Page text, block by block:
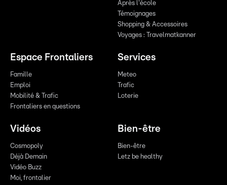
Après l'école
Témoignages
Shopping & Accessoires
Voyages : Travelmatkanner
Espace Frontaliers
Famille
Emploi
Mobilité & Trafic
Frontaliers en questions
Services
Meteo
Trafic
Loterie
Vidéos
Cosmopoly
Déjà Demain
Vidéo Buzz
Moi, frontalier
Bien-être
Bien-être
Letz be healthy